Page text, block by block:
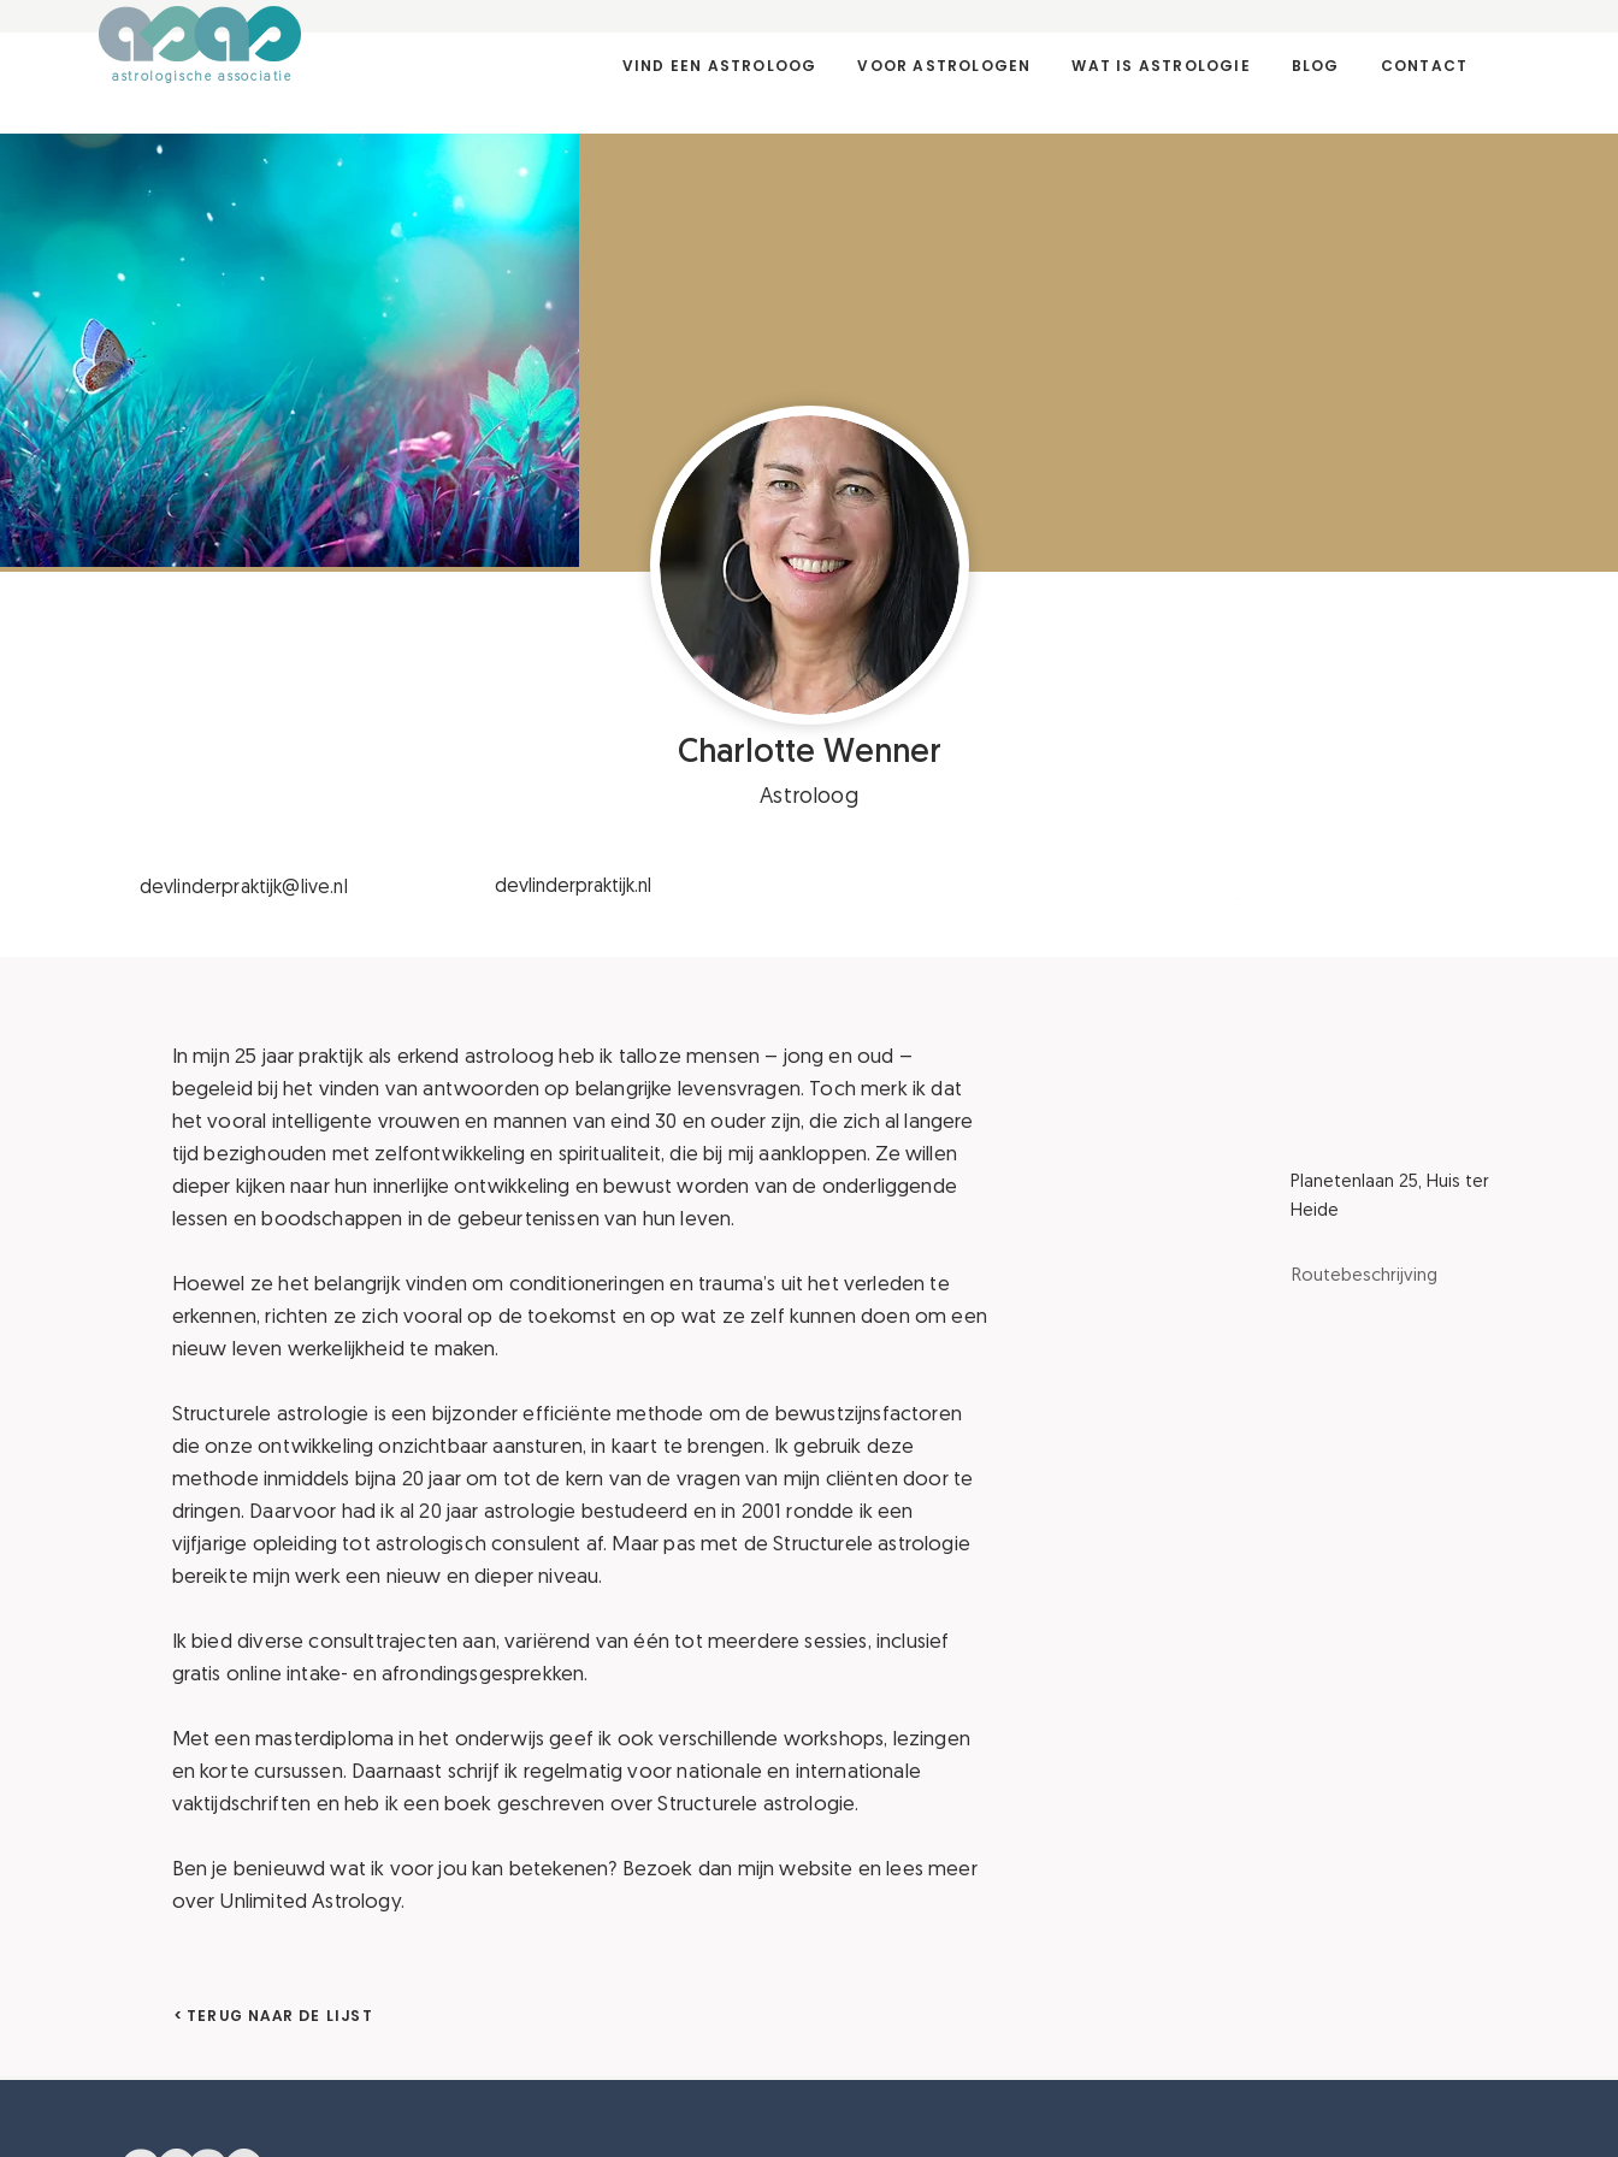
astrologische associatie
VIND EEN ASTROLOOG VOOR ASTROLOGEN WAT IS ASTROLOGIE BLOG CONTACT
Charlotte Wenner
Astroloog
devlinderpraktijk@live.nl devlinderpraktijk.nl
In mijn 25 jaar praktijk als erkend astroloog heb ik talloze mensen – jong en oud –
begeleid bij het vinden van antwoorden op belangrijke levensvragen. Toch merk ik dat
het vooral intelligente vrouwen en mannen van eind 30 en ouder zijn, die zich al langere
tijd bezighouden met zelfontwikkeling en spiritualiteit, die bij mij aankloppen. Ze willen
dieper kijken naar hun innerlijke ontwikkeling en bewust worden van de onderliggende
lessen en boodschappen in de gebeurtenissen van hun leven.
Hoewel ze het belangrijk vinden om conditioneringen en trauma’s uit het verleden te
erkennen, richten ze zich vooral op de toekomst en op wat ze zelf kunnen doen om een
nieuw leven werkelijkheid te maken.
Structurele astrologie is een bijzonder efficiënte methode om de bewustzijnsfactoren
die onze ontwikkeling onzichtbaar aansturen, in kaart te brengen. Ik gebruik deze
methode inmiddels bijna 20 jaar om tot de kern van de vragen van mijn cliënten door te
dringen. Daarvoor had ik al 20 jaar astrologie bestudeerd en in 2001 rondde ik een
vijfjarige opleiding tot astrologisch consulent af. Maar pas met de Structurele astrologie
bereikte mijn werk een nieuw en dieper niveau.
Ik bied diverse consulttrajecten aan, variërend van één tot meerdere sessies, inclusief
gratis online intake- en afrondingsgesprekken.
Met een masterdiploma in het onderwijs geef ik ook verschillende workshops, lezingen
en korte cursussen. Daarnaast schrijf ik regelmatig voor nationale en internationale
vaktijdschriften en heb ik een boek geschreven over Structurele astrologie.
Ben je benieuwd wat ik voor jou kan betekenen? Bezoek dan mijn website en lees meer
over Unlimited Astrology.
Planetenlaan 25, Huis ter
Heide
Routebeschrijving
< TERUG NAAR DE LIJST